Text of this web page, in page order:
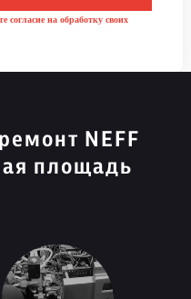
на обработку своих
NEFF
площадь